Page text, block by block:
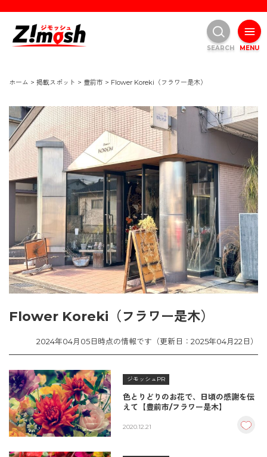
ホーム > 掲載スポット > 豊前市 > Flower Koreki（フラワー是木）
Flower Koreki（フラワー是木）
2024年04月05日時点の情報です（更新日：2025年04月22日）
ジモッシュPR
色とりどりのお花で、日頃の感謝を伝
えて【豊前市/フラワー是木】
2020.12.21
MENU
SEARCH